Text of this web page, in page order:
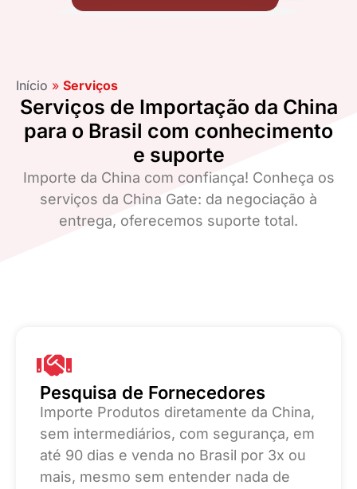
Início » Serviços
Serviços de Importação da China
para o Brasil com conhecimento
e suporte
Importe da China com confiança! Conheça os
serviços da China Gate: da negociação à
entrega, oferecemos suporte total.
Pesquisa de Fornecedores
Importe Produtos diretamente da China,
sem intermediários, com segurança, em
até 90 dias e venda no Brasil por 3x ou
mais, mesmo sem entender nada de